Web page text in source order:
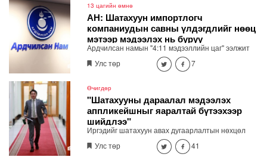
13 цагийн өмнө
АН: Шатахуун импортлогч
компаниудын савны үлдэгдлийг нөөц
мэтээр мэдээлэх нь буруу
Ардчилсан намын "4:11 мэдээллийн цаг" ээлжит
хэвлэлийн бага хурал Төрийн ордны 3 давхарт
болно. Хэвлэлийн хурлаар шатахууны хомсдол,
Улс төр 7
Өчигдөр
"Шатахууны дараалал мэдээлэх
аппликейшныг яаралтай бүтээхээр
шийдлээ"
Иргэдийг шатахуун авах дугаарлалтын нөхцөл
байдлыг бодит цагаар харж явах замаа тооцох
боломжтой мэдээлэл хүргэх зориулалттай
Улс төр 41